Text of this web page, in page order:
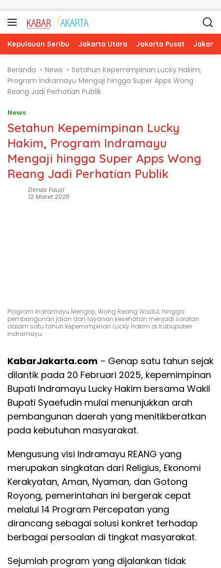
Kepulauan Seribu Jakarta Utara Jakarta Pusat
Beranda News
Setahun Kepemimpinan Lucky Hakim,
Program Indramayu Mengaji hingga Super Apps Wong
Reang Jadi Perhatian Publik
News
Setahun Kepemimpinan Lucky
Hakim, Program Indramayu
Mengaji hingga Super Apps Wong
Reang Jadi Perhatian Publik
Dimas Fauzi
12 Maret 2026
Program Indramayu Mengaji, Wong Reang Wadul, hingga
pembangunan jalan dan layanan kesehatan menjadi sorotan
dalam satu tahun kepemimpinan Lucky Hakim di Kabupaten
Indramayu.
KabarJakarta.com – Genap satu tahun sejak
dilantik pada 20 Februari 2025, kepemimpinan
Bupati Indramayu Lucky Hakim bersama Wakil
Bupati Syaefudin mulai menunjukkan arah
pembangunan daerah yang menitikberatkan
pada kebutuhan masyarakat.
Mengusung visi Indramayu REANG yang
merupakan singkatan dari Religius, Ekonomi
Kerakyatan, Aman, Nyaman, dan Gotong
Royong, pemerintahan ini bergerak cepat
melalui 14 Program Percepatan yang
dirancang sebagai solusi konkret terhadap
berbagai persoalan di tingkat masyarakat.
Sejumlah program yang dijalankan tidak